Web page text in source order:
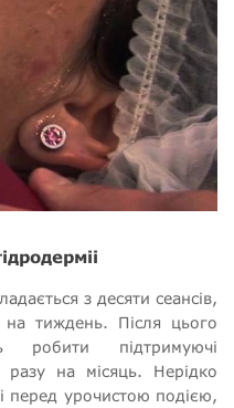
з десяти сеансів,
на тиждень. Після цього
робити підтримуючі
на місяць. Нерідко
перед урочистою подією,